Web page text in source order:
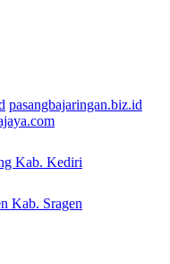
pasangbajaringan.biz.id
Kab. Kediri
Kab. Sragen